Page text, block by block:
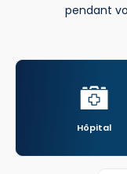
pendant
Hôpital